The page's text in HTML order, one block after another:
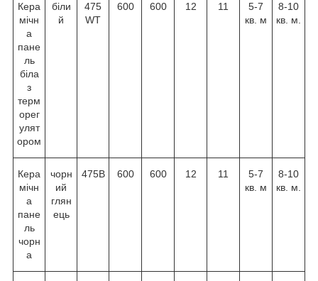
Кера
мічн
а
пане
ль
біла
з
терм
орег
улят
ором
біли
й
475
WT
600 600 12 11
5-7
кв. м
8-10
кв. м.
Кера
мічн
а
пане
ль
чорн
а
чорн
ий
глян
ець
475B 600 600 12 11
5-7
кв. м
8-10
кв. м.